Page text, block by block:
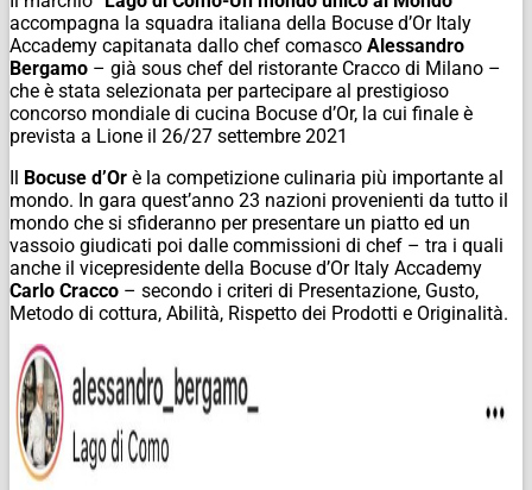
accompagna la squadra italiana della Bocuse d’Or Italy
Accademy capitanata dallo chef comasco Alessandro
Bergamo – già sous chef del ristorante Cracco di Milano –
che è stata selezionata per partecipare al prestigioso
concorso mondiale di cucina Bocuse d’Or, la cui finale è
prevista a Lione il 26/27 settembre 2021
Il Bocuse d’Or è la competizione culinaria più importante al
mondo. In gara quest’anno 23 nazioni provenienti da tutto il
mondo che si sfideranno per presentare un piatto ed un
vassoio giudicati poi dalle commissioni di chef – tra i quali
anche il vicepresidente della Bocuse d’Or Italy Accademy
Carlo Cracco – secondo i criteri di Presentazione, Gusto,
Metodo di cottura, Abilità, Rispetto dei Prodotti e Originalità.